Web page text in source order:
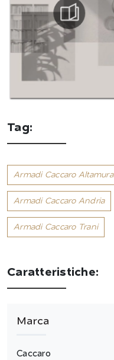
Tag:
Armadi Caccaro Altamura
Armadi Caccaro Andria
Armadi Caccaro Trani
Caratteristiche:
Marca
Caccaro